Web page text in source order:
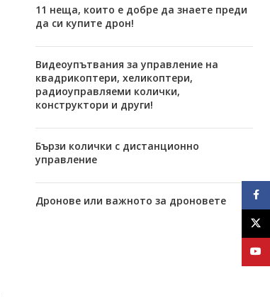
11 неща, които е добре да знаете преди
да си купите дрон!
Видеоупътвания за управление на
квадрикоптери, хеликоптери,
радиоуправляеми колички,
конструктори и други!
Бързи колички с дистанционно
управление
Дронове или важното за дроновете